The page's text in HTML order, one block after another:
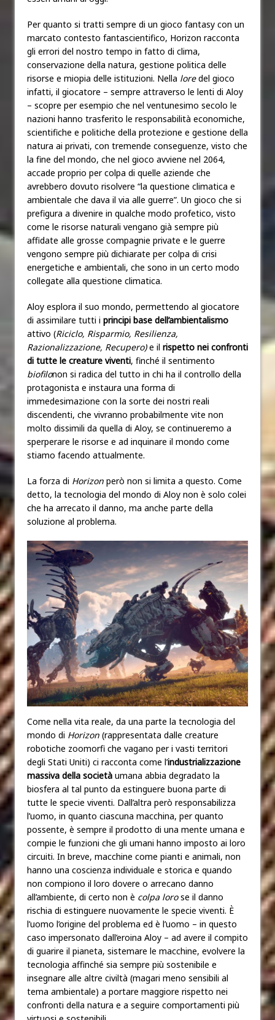
Per quanto si tratti sempre di un gioco fantasy con un
marcato contesto fantascientifico, Horizon racconta
gli errori del nostro tempo in fatto di clima,
conservazione della natura, gestione politica delle
risorse e miopia delle istituzioni. Nella loredel gioco
infatti, il giocatore – sempre attraverso le lenti di Aloy
– scopre per esempio che nel ventunesimo secolo le
nazioni hanno trasferito le responsabilità economiche,
scientifiche e politiche della protezione e gestione della
natura ai privati, con tremende conseguenze, visto che
la fine del mondo, che nel gioco avviene nel 2064,
accade proprio per colpa di quelle aziende che
avrebbero dovuto risolvere “la questione climatica e
ambientale che dava il via alle guerre”. Un gioco che si
prefigura a divenire in qualche modo profetico, visto
come le risorse naturali vengano già sempre più
affidate alle grosse compagnie private e le guerre
vengono sempre più dichiarate per colpa di crisi
energetiche e ambientali, che sono in un certo modo
collegate alla questione climatica.
Aloy esplora il suo mondo, permettendo al giocatore
di assimilare tutti i principi base dell’ambientalismo
attivo (Riciclo, Risparmio, Resilienza,
Razionalizzazione, Recupero)e il rispetto nei confronti
di tutte le creature viventi, finché il sentimento
biofilonon si radica del tutto in chi ha il controllo della
protagonista e instaura una forma di
immedesimazione con la sorte dei nostri reali
discendenti, che vivranno probabilmente vite non
molto dissimili da quella di Aloy, se continueremo a
sperperare le risorse e ad inquinare il mondo come
stiamo facendo attualmente.
La forza di Horizon però non si limita a questo. Come
detto, la tecnologia del mondo di Aloy non è solo colei
che ha arrecato il danno, ma anche parte della
soluzione al problema.
Come nella vita reale, da una parte la tecnologia del
mondo di Horizon (rappresentata dalle creature
robotiche zoomorfi che vagano per i vasti territori
degli Stati Uniti) ci racconta come l’industrializzazione
massiva della società umana abbia degradato la
biosfera al tal punto da estinguere buona parte di
tutte le specie viventi. Dall’altra però responsabilizza
l’uomo, in quanto ciascuna macchina, per quanto
possente, è sempre il prodotto di una mente umana e
compie le funzioni che gli umani hanno imposto ai loro
circuiti. In breve, macchine come pianti e animali, non
hanno una coscienza individuale e storica e quando
non compiono il loro dovere o arrecano danno
all’ambiente, di certo non è colpa lorose il danno
rischia di estinguere nuovamente le specie viventi. È
l’uomo l’origine del problema ed è l’uomo – in questo
caso impersonato dall’eroina Aloy – ad avere il compito
di guarire il pianeta, sistemare le macchine, evolvere la
tecnologia affinché sia sempre più sostenibile e
insegnare alle altre civiltà (magari meno sensibili al
tema ambientale) a portare maggiore rispetto nei
confronti della natura e a seguire comportamenti più